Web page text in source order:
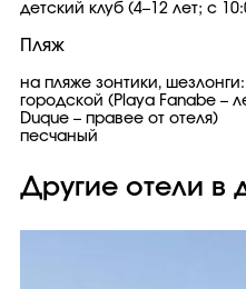
детский клуб (4–12 лет; с
Пляж
на пляже зонтики,
городской (Playa Fanabe –
Duque – правее от отеля)
песчаный
Другие отели в